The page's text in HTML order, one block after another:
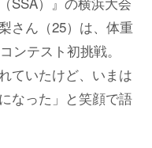
さん（25）は、体重
ンテスト初挑戦。
ていたけど、いまは
なった」と笑顔で語